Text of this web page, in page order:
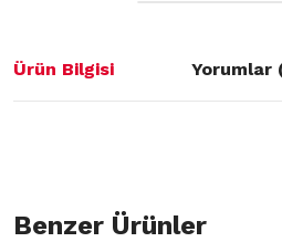
Ürün Bilgisi Yorumlar
öneri formunu kullanarak tarafımıza
Benzer Ürünler